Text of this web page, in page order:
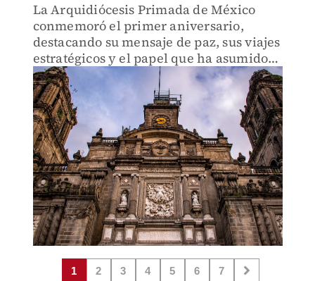
La Arquidiócesis Primada de México
conmemoró el primer aniversario,
destacando su mensaje de paz, sus viajes
estratégicos y el papel que ha asumido
como mediador internacional en medio
de conflictos y crisis sociales.
1 2 3 4 5 6 7